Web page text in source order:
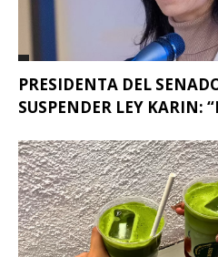
PRESIDENTA DEL
SUSPENDER LEY KARIN: